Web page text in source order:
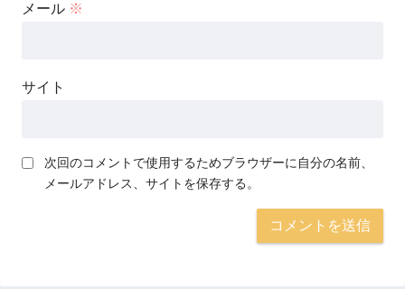
メール ※
サイト
次回のコメントで使用するためブラウザーに自分の名前、
メールアドレス、サイトを保存する。